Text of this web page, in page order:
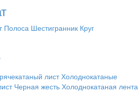
Полоса Шестигранник Круг
лист Холоднокатаные
Черная жесть Холоднокатаная лента